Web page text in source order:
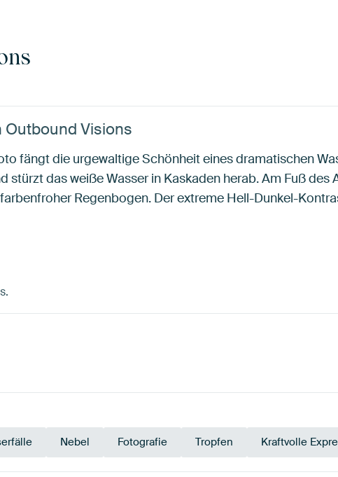
Outbound Visions
fängt die urgewaltige Schönheit eines dramatischen
stürzt das weiße Wasser in Kaskaden herab. Am Fuß des
Regenbogen. Der extreme Hell-Dunkel-
Nebel Fotografie Tropfen Kraftvolle